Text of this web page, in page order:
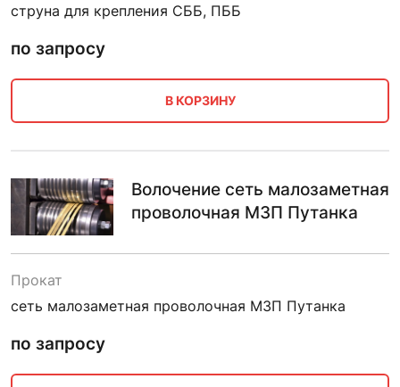
струна для крепления СББ, ПББ
по запросу
В КОРЗИНУ
Волочение сеть малозаметная
проволочная МЗП Путанка
Прокат
сеть малозаметная проволочная МЗП Путанка
по запросу